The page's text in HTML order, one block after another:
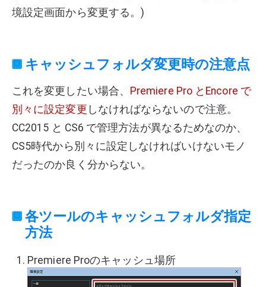
境設定画面から変更する。)
キャッシュフォルダ変更時の注意点
これを変更したい場合、 Premiere Pro とEncore で
別々に設定変更 しなければならないので注意。
CC2015 と CS6 で管理方法が異なるためなのか、
CS5時代から別々に設定しなければいけないモノ
だったのか良く分からない。
各ツールのキャッシュフォルダ指定
方法
Premiere Proのキャッシュ場所